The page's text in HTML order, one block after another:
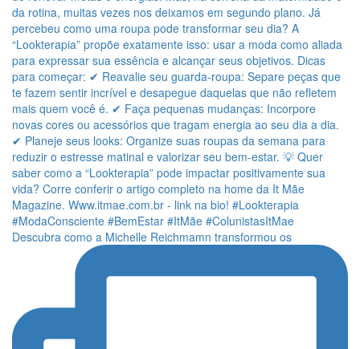
Descubra como a Michelle Reichmamn transformou os